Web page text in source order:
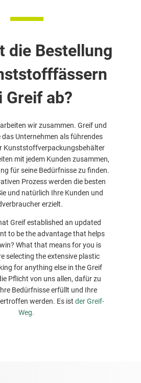
die Bestellung
Greif ab?
wir zusammen. Greif und
das Unternehmen als führendes
Kunststoffverpackungsbehälter
mit jedem Kunden zusammen,
für seine Bedürfnisse zu finden.
Prozess werden die besten
und natürlich Ihre Kunden und
erzielt.
Greif established an updated
to be the advantage that helps
What that means for you is
selecting the extensive plastic
for anything else in the Greif
Pflicht von uns allen, dafür zu
Bedürfnisse erfüllt und Ihre
werden. Es ist der Greif-
Weg.